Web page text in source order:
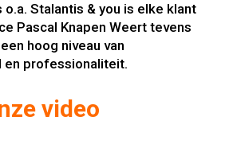
o.a. Stalantis & you is elke klant
Pascal Knapen Weert tevens
hoog niveau van
en professionaliteit.
video